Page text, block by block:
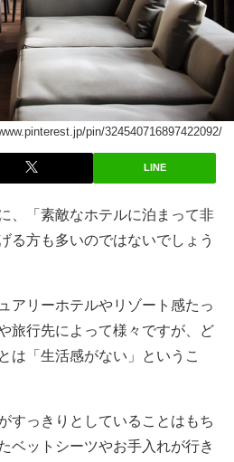
pin/324540716897422092/
LINE
、「素敵なホテルに泊まって非
る方も多いのではないでしょう
アリーホテルやリゾート感たっ
旅行先によって様々ですが、ど
は「生活感がない」というこ
すっきりとしていることはもち
ベットシーツやお手入れが行き